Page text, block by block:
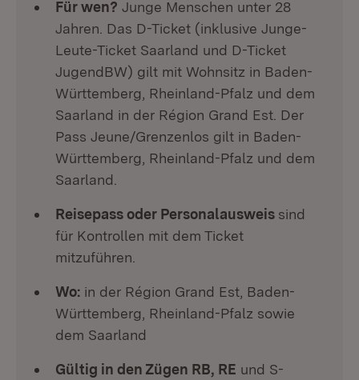
Für wen? Junge Menschen unter 28
Jahren. Das D-Ticket (inklusive Junge-
Leute-Ticket Saarland und D-Ticket
JugendBW) gilt mit Wohnsitz in Baden-
Württemberg, Rheinland-Pfalz und dem
Saarland in der Région Grand Est. Der
Pass Jeune/Grenzenlos gilt in Baden-
Württemberg, Rheinland-Pfalz und dem
Saarland.
Reisepass oder Personalausweis sind
für Kontrollen mit dem Ticket
mitzuführen.
Wo: in der Région Grand Est, Baden-
Württemberg, Rheinland-Pfalz sowie
dem Saarland
Gültig in den Zügen RB, RE und S-